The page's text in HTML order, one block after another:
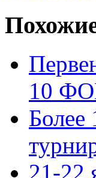
10
Более
21-22